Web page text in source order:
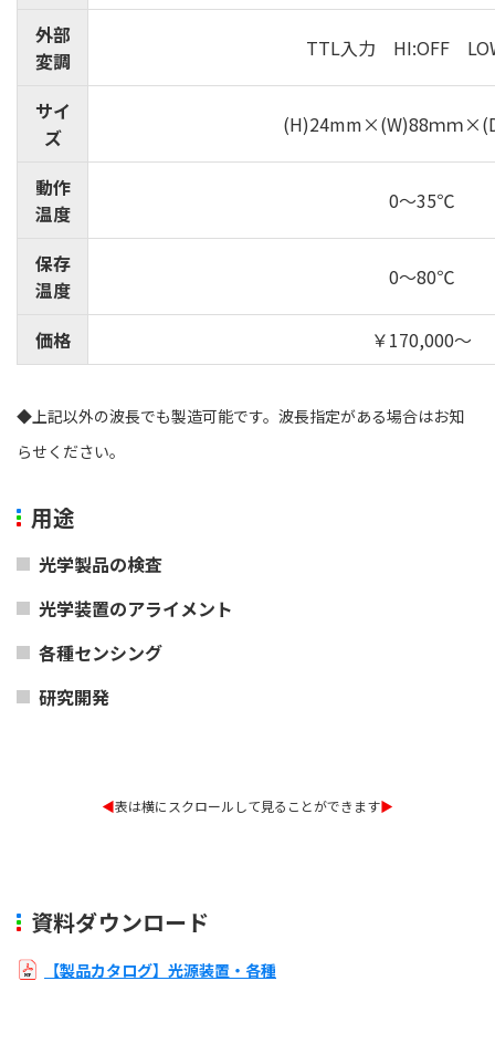
外部
変調
TTL入力 HI:OFF
サイ
ズ
(H)24mm×(W)88ｍｍ
動作
温度
0～35℃
保存
温度
0～80℃
価格 ￥170,000～
◆上記以外の波長でも製造可能です。波長指定がある場合はお知
らせください。
用途
光学製品の検査
光学装置のアライメント
各種センシング
研究開発
◀︎表は横にスクロールして見ることができます▶︎
資料ダウンロード
【製品カタログ】光源装置・各種